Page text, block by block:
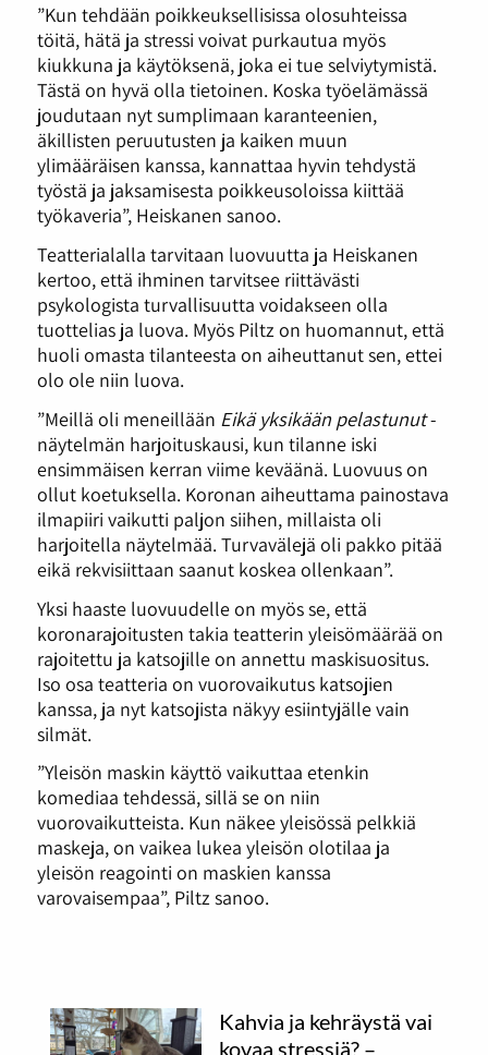
”Kun tehdään poikkeuksellisissa olosuhteissa
töitä, hätä ja stressi voivat purkautua myös
kiukkuna ja käytöksenä, joka ei tue selviytymistä.
Tästä on hyvä olla tietoinen. Koska työelämässä
joudutaan nyt sumplimaan karanteenien,
äkillisten peruutusten ja kaiken muun
ylimääräisen kanssa, kannattaa hyvin tehdystä
työstä ja jaksamisesta poikkeusoloissa kiittää
työkaveria”, Heiskanen sanoo.
Teatterialalla tarvitaan luovuutta ja Heiskanen
kertoo, että ihminen tarvitsee riittävästi
psykologista turvallisuutta voidakseen olla
tuottelias ja luova. Myös Piltz on huomannut, että
huoli omasta tilanteesta on aiheuttanut sen, ettei
olo ole niin luova.
”Meillä oli meneillään Eikä yksikään pelastunut-
näytelmän harjoituskausi, kun tilanne iski
ensimmäisen kerran viime keväänä. Luovuus on
ollut koetuksella. Koronan aiheuttama painostava
ilmapiiri vaikutti paljon siihen, millaista oli
harjoitella näytelmää. Turvavälejä oli pakko pitää
eikä rekvisiittaan saanut koskea ollenkaan”.
Yksi haaste luovuudelle on myös se, että
koronarajoitusten takia teatterin yleisömäärää on
rajoitettu ja katsojille on annettu maskisuositus.
Iso osa teatteria on vuorovaikutus katsojien
kanssa, ja nyt katsojista näkyy esiintyjälle vain
silmät.
”Yleisön maskin käyttö vaikuttaa etenkin
komediaa tehdessä, sillä se on niin
vuorovaikutteista. Kun näkee yleisössä pelkkiä
maskeja, on vaikea lukea yleisön olotilaa ja
yleisön reagointi on maskien kanssa
varovaisempaa”, Piltz sanoo.
Kahvia ja kehräystä vai
kovaa stressiä? –